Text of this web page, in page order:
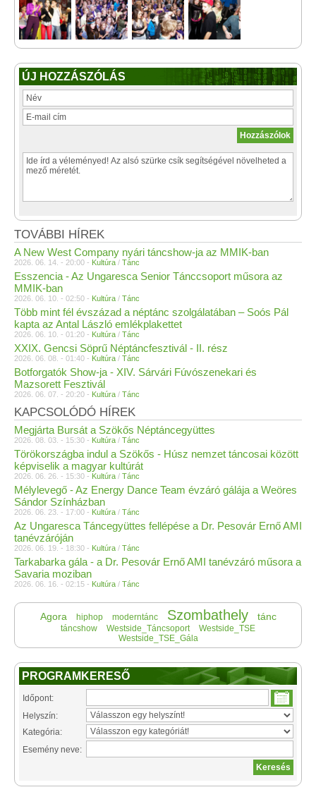
ÚJ HOZZÁSZÓLÁS
TOVÁBBI HÍREK
A New West Company nyári táncshow-ja az MMIK-ban
2026. 06. 14. - 20:00 - Kultúra / Tánc
Esszencia - Az Ungaresca Senior Tánccsoport műsora az
MMIK-ban
2026. 06. 10. - 02:50 - Kultúra / Tánc
Több mint fél évszázad a néptánc szolgálatában – Soós Pál
kapta az Antal László emlékplakettet
2026. 06. 10. - 01:20 - Kultúra / Tánc
XXIX. Gencsi Söprű Néptáncfesztivál - II. rész
2026. 06. 08. - 01:40 - Kultúra / Tánc
Botforgatók Show-ja - XIV. Sárvári Fúvószenekari és
Mazsorett Fesztivál
2026. 06. 07. - 20:20 - Kultúra / Tánc
KAPCSOLÓDÓ HÍREK
Megjárta Bursát a Szökős Néptáncegyüttes
2026. 08. 03. - 15:30 - Kultúra / Tánc
Törökországba indul a Szökős - Húsz nemzet táncosai között
képviselik a magyar kultúrát
2026. 06. 26. - 15:30 - Kultúra / Tánc
Mélylevegő - Az Energy Dance Team évzáró gálája a Weöres
Sándor Színházban
2026. 06. 23. - 17:00 - Kultúra / Tánc
Az Ungaresca Táncegyüttes fellépése a Dr. Pesovár Ernő AMI
tanévzáróján
2026. 06. 19. - 18:30 - Kultúra / Tánc
Tarkabarka gála - a Dr. Pesovár Ernő AMI tanévzáró műsora a
Savaria moziban
2026. 06. 16. - 02:15 - Kultúra / Tánc
Agora hiphop moderntánc Szombathely tánc
táncshow Westside_Táncsoport
Westside_TSE
Westside_TSE_Gála
PROGRAMKERESŐ
Időpont:
Helyszín:
Kategória:
Esemény neve: